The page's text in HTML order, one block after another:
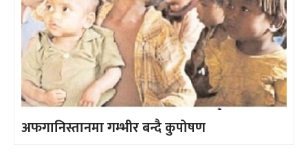
अफगानिस्तानमा गम्भीर बन्दै कुपोषण